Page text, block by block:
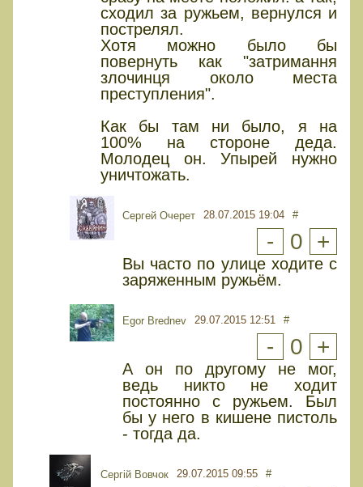
сходил за ружьем, вернулся и
пострелял.
Хотя можно было бы
повернуть как "затримання
злочинця около места
преступления".
Как бы там ни было, я на
100% на стороне деда.
Молодец он. Упырей нужно
уничтожать.
Сергей Очерет 28.07.2015 19:04 #
- 0 +
Вы часто по улице ходите с
заряженным ружьём.
Egor Brednev 29.07.2015 12:51 #
- 0 +
А он по другому не мог,
ведь никто не ходит
постоянно с ружьем. Был
бы у него в кишене пистоль
- тогда да.
Сергій Вовчок 29.07.2015 09:55 #